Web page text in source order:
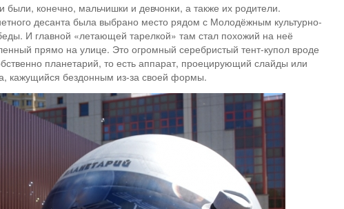
были, конечно, мальчишки и девчонки, а также их родители.
десанта была выбрано место рядом с Молодёжным культурно-
И главной «летающей тарелкой» там стал похожий на неё
прямо на улице. Это огромный серебристый тент-купол вроде
планетарий, то есть аппарат, проецирующий слайды или
кажущийся бездонным из-за своей формы.